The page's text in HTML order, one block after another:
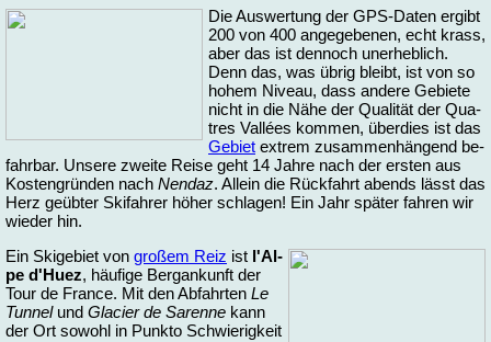
Die Aus­wer­tung der GPS-Daten er­gibt
200 von 400 an­ge­ge­be­nen, echt krass,
aber das ist den­noch un­er­heb­lich.
Denn das, was üb­rig bleibt, ist von so
ho­hem Ni­veau, dass an­de­re Ge­bie­te
nicht in die Nä­he der Qua­li­tät der Qua­
tres Vallées kom­men, über­dies ist das
Ge­biet ex­trem zu­sam­men­hän­gend be­
fahr­bar. Un­se­re zwei­te Rei­se geht 14 Jah­re nach der ers­ten aus
Kos­ten­grün­den nach Nen­daz. Al­lein die Rück­fahrt abends lässt das
Herz ge­üb­ter Ski­fah­rer hö­her schla­gen! Ein Jahr spä­ter fah­ren wir
wie­der hin.
Ein Ski­ge­biet von großem Reiz ist l'Al­
pe d'Huez, häu­fi­ge Berg­an­kunft der
Tour de Fran­ce. Mit den Ab­fahr­ten Le
Tun­nel und Gla­cier de Sa­ren­ne kann
der Ort so­wohl in Punk­to Schwie­rig­keit